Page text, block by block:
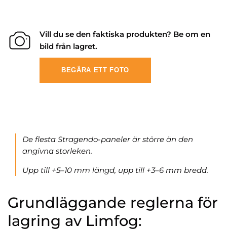
Vill du se den faktiska produkten? Be om en
bild från lagret.
BEGÄRA ETT FOTO
De flesta Stragendo-paneler är större än den
angivna storleken.
Upp till +5–10 mm längd, upp till +3–6 mm bredd.
Grundläggande reglerna för
lagring av Limfog: